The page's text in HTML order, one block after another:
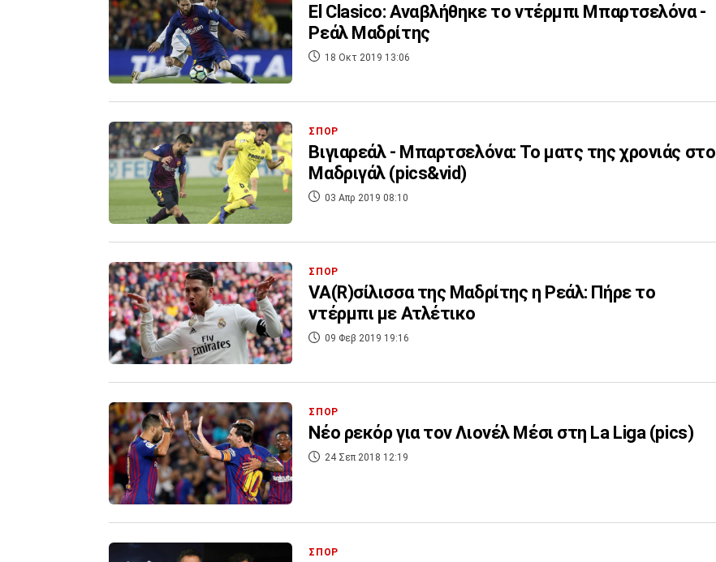
El Clasico: Αναβλήθηκε το ντέρμπι Μπαρτσελόνα -
Ρεάλ Μαδρίτης
18 Οκτ 2019 13:06
ΣΠΟΡ
Βιγιαρεάλ - Μπαρτσελόνα: Το ματς της χρονιάς στο
Μαδριγάλ (pics&vid)
03 Απρ 2019 08:10
ΣΠΟΡ
VA(R)σίλισσα της Μαδρίτης η Ρεάλ: Πήρε το
ντέρμπι με Ατλέτικο
09 Φεβ 2019 19:16
ΣΠΟΡ
Νέο ρεκόρ για τον Λιονέλ Μέσι στη La Liga (pics)
24 Σεπ 2018 12:19
ΣΠΟΡ